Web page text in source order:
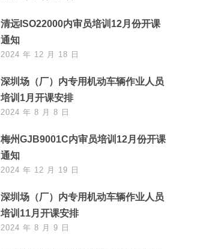
清远ISO22000内审员培训12月份开课
通知
2024 年 12 月 18 日
深圳场（厂）内专用机动车辆作业人员
培训1月开课安排
2024 年 8 月 8 日
梅州GJB9001C内审员培训12月份开课
通知
2024 年 12 月 19 日
深圳场（厂）内专用机动车辆作业人员
培训11月开课安排
2024 年 8 月 9 日